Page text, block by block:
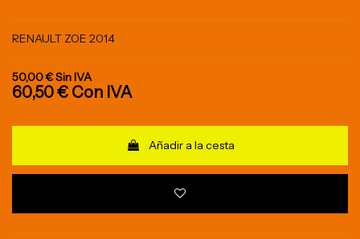
RENAULT ZOE 2014
50,00 €Sin IVA
60,50 € Con IVA
Añadir a la cesta